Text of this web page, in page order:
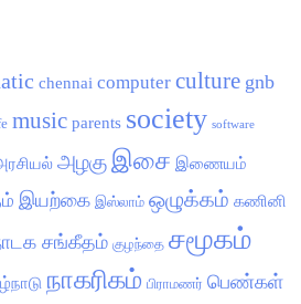
chennai computer culture gnb
music parents society software
அழகுஇசை இணையம்
இயற்கை இஸ்லாம் ஒழுக்கம் கணினி
சங்கீதம் குழந்தை சமூகம்
நாகரிகம் பிராமணர் பெண்கள்